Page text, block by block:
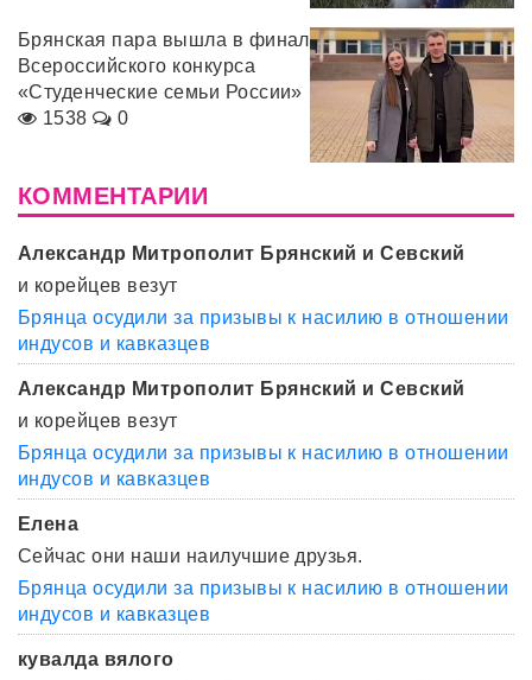
Брянская пара вышла в финал
Всероссийского конкурса
«Студенческие семьи России»
1538
0
КОММЕНТАРИИ
Александр Митрополит Брянский и Севский
и корейцев везут
Брянца осудили за призывы к насилию в отношении
индусов и кавказцев
Александр Митрополит Брянский и Севский
и корейцев везут
Брянца осудили за призывы к насилию в отношении
индусов и кавказцев
Елена
Сейчас они наши наилучшие друзья.
Брянца осудили за призывы к насилию в отношении
индусов и кавказцев
кувалда вялого